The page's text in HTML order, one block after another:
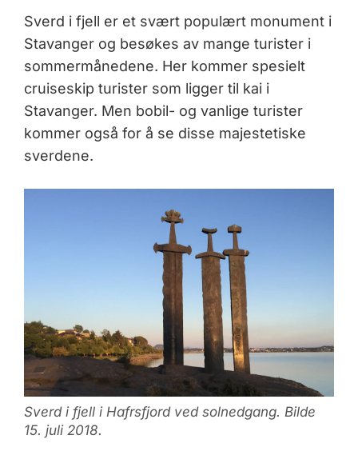
Sverd i fjell er et svært populært monument i
Stavanger og besøkes av mange turister i
sommermånedene. Her kommer spesielt
cruiseskip turister som ligger til kai i
Stavanger. Men bobil- og vanlige turister
kommer også for å se disse majestetiske
sverdene.
Sverd i fjell i Hafrsfjord ved solnedgang. Bilde
15. juli 2018.